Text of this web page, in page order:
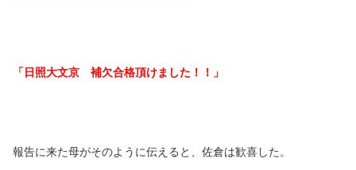
「日照大文京 補欠合格頂けました！！」
報告に来た母がそのように伝えると、佐倉は歓喜した。